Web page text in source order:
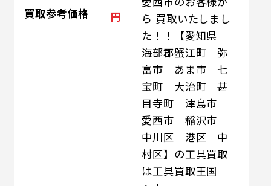
買取参考価格
円
ら 買取いたしまし
た！！【愛知県
海部郡蟹江町 弥
富市 あま市 七
宝町 大治町 甚
目寺町 津島市
愛西市 稲沢市
中川区 港区 中
村区】の工具買取
は工具買取王国